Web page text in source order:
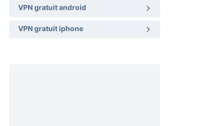
VPN gratuit android
VPN gratuit iphone